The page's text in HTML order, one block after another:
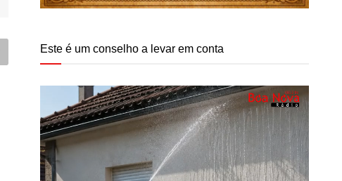
Este é um conselho a levar em conta